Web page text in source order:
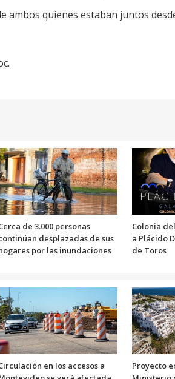
ambos quienes estaban juntos
de 3.000 personas
desplazadas de sus
por las inundaciones
Colonia
a Plácido
de Toros
en los accesos a
Proyecto